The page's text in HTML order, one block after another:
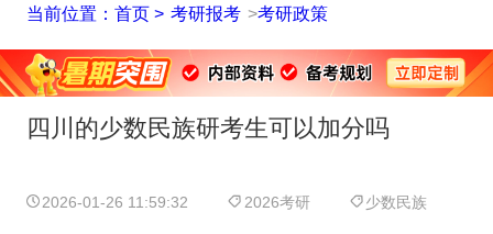
当前位置：首页 > 考研报考 >考研政策
四川的少数民族研考生可以加分吗
2026-01-26 11:59:32 2026考研 少数民族